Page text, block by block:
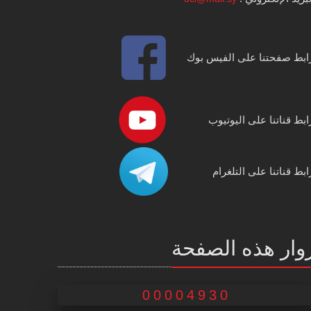
صفحتنا على الفيس بوك
قناتنا على اليوتيوب
قناتنا على التلغرام
هذه الصفحة
00004930